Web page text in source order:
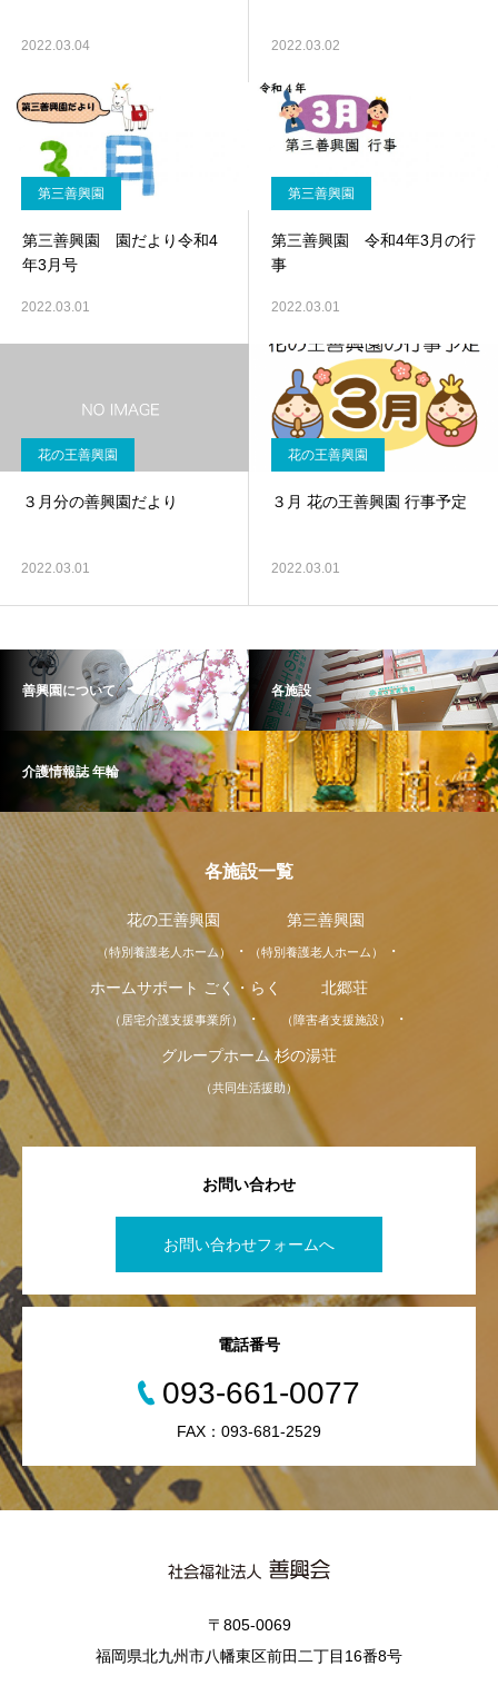
2022.03.04 2022.03.02
第三善興園
第三善興園 園だより令和4
年3月号
2022.03.01
第三善興園
第三善興園 令和4年3月の行
事
2022.03.01
花の王善興園
３月分の善興園だより
2022.03.01
花の王善興園
３月 花の王善興園 行事予定
2022.03.01
善興園について 各施設
介護情報誌 年輪
各施設一覧
花の王善興園
（特別養護老人ホーム）
第三善興園
（特別養護老人ホーム）
ホームサポート ごく・らく
（居宅介護支援事業所）
北郷荘
（障害者支援施設）
グループホーム 杉の湯荘
（共同生活援助）
お問い合わせ
お問い合わせフォームへ
電話番号
093-661-0077
FAX：093-681-2529
〒805-0069
福岡県北九州市八幡東区前田二丁目16番8号